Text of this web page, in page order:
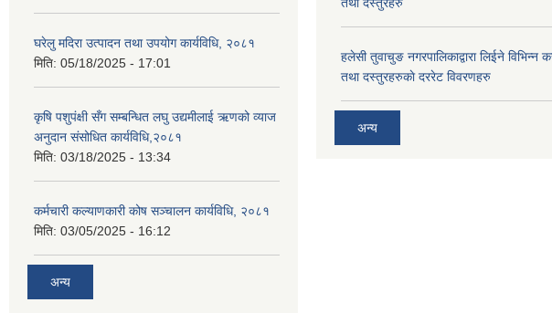
घरेलु मदिरा उत्पादन तथा उपयोग कार्यविधि, २०८१
मिति: 05/18/2025 - 17:01
कृषि पशुपंक्षी सँग सम्बन्धित लघु उद्यमीलाई ऋणको व्याज
अनुदान संसोधित कार्यविधि,२०८१
मिति: 03/18/2025 - 13:34
कर्मचारी कल्याणकारी कोष सञ्चालन कार्यविधि, २०८१
मिति: 03/05/2025 - 16:12
अन्य
हलेसी तुवाचुङ नगरपालिकाद्वारा लिईने विभिन्न
तथा दस्तुरहरुकाे दररेट विवरणहरु
अन्य